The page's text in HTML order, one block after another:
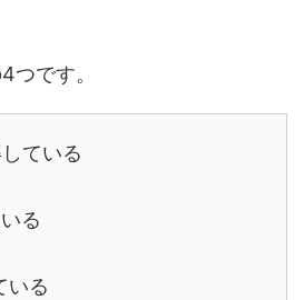
つです。
ている
る
いる